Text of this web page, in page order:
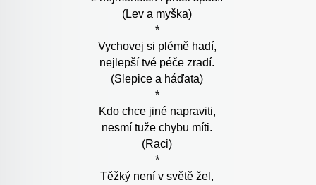
(Lev a myška)
*
Vychovej si plémě hadí,
nejlepší tvé péče zradí.
(Slepice a háďata)
*
Kdo chce jiné napraviti,
nesmí tuže chybu míti.
(Raci)
*
Těžký není v světě žel,